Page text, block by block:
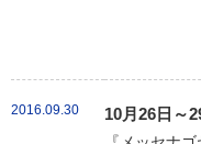
2016.09.30 10月26日～